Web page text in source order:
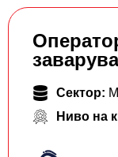
Сектор:
Ниво на